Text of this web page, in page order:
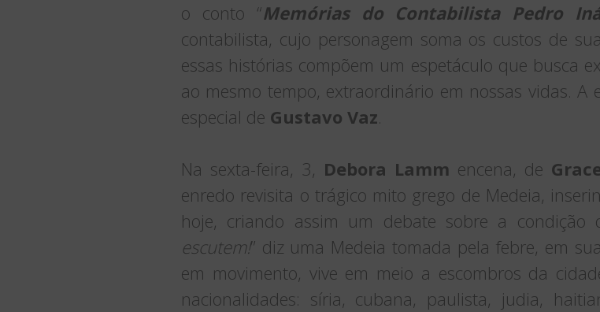
o conto “Memórias do Contabilista Pedro
contabilista, cujo personagem soma os custos de
essas histórias compõem um espetáculo que busca
ao mesmo tempo, extraordinário em nossas vidas. A
especial de Gustavo Vaz.
Na sexta-feira, 3, Debora Lamm encena, de
enredo revisita o trágico mito grego de Medeia,
hoje, criando assim um debate sobre a condição
escutem!” diz uma Medeia tomada pela febre, em
em movimento, vive em meio a escombros da
nacionalidades: síria, cubana, paulista, judia,